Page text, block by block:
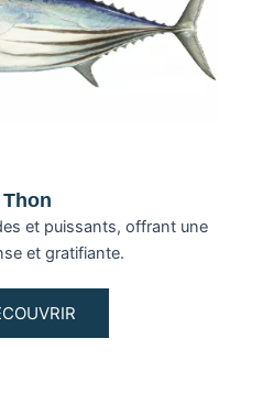
Thon
et puissants, offrant une
et gratifiante.